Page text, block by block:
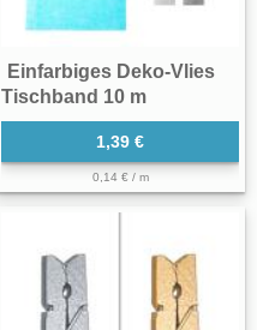
Einfarbiges Deko-Vlies
Tischband 10 m
1,39 €
0,14 € / m